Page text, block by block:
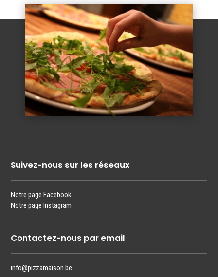
Suivez-nous sur les réseaux
Notre page Facebook
Notre page Instagram
Contactez-nous par email
info@pizzamaison.be